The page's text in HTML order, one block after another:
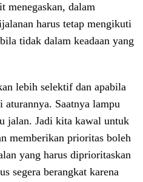
menegaskan, dalam
harus tetap mengikuti
tidak dalam keadaan yang
lebih selektif dan apabila
Saatnya lampu
jalan. Jadi kita kawal untuk
memberikan prioritas boleh
yang harus diprioritaskan
segera berangkat karena